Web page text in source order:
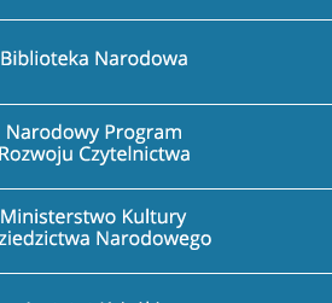
Biblioteka Narodowa
Narodowy Program Rozwoju
Ministerstwo Kultury i Dziedzictwa
Instytut Książki